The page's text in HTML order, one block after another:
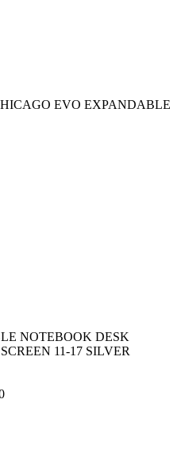
EVO EXPANDABLE
NOTEBOOK DESK
11-17 SILVER